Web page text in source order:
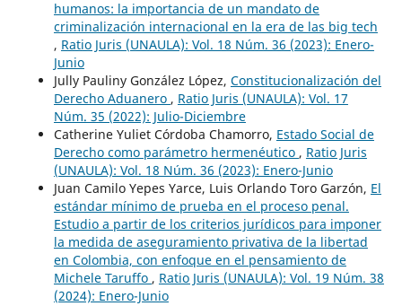
humanos: la importancia de un mandato de
criminalización internacional en la era de las big tech
, Ratio Juris (UNAULA): Vol. 18 Núm. 36 (2023): Enero-
Junio
Jully Pauliny González López, Constitucionalización del
Derecho Aduanero , Ratio Juris (UNAULA): Vol. 17
Núm. 35 (2022): Julio-Diciembre
Catherine Yuliet Córdoba Chamorro, Estado Social de
Derecho como parámetro hermenéutico , Ratio Juris
(UNAULA): Vol. 18 Núm. 36 (2023): Enero-Junio
Juan Camilo Yepes Yarce, Luis Orlando Toro Garzón, El
estándar mínimo de prueba en el proceso penal.
Estudio a partir de los criterios jurídicos para imponer
la medida de aseguramiento privativa de la libertad
en Colombia, con enfoque en el pensamiento de
Michele Taruffo , Ratio Juris (UNAULA): Vol. 19 Núm. 38
(2024): Enero-Junio